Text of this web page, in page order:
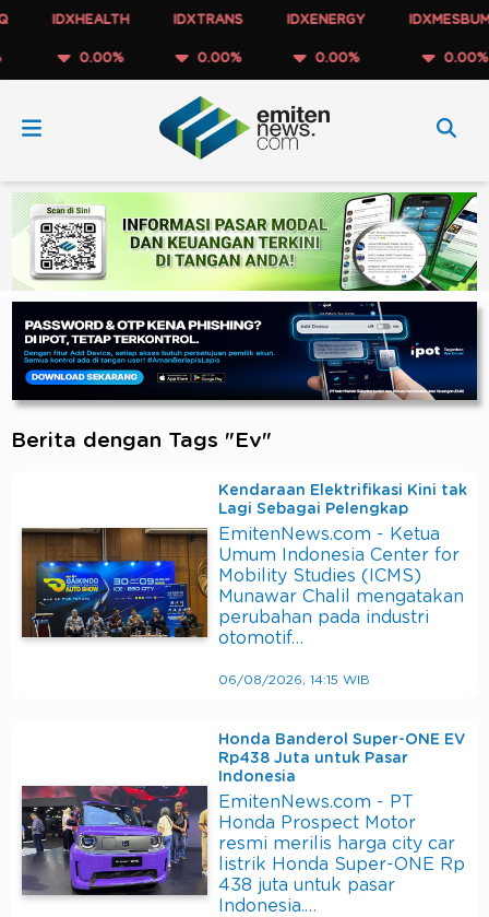
IDXHEALTH
0.00%
IDXTRANS
0.00%
IDXENERGY
0.00%
IDXMESBUMN
0.00%
Berita dengan Tags "Ev"
Kendaraan Elektrifikasi Kini tak
Lagi Sebagai Pelengkap
EmitenNews.com - Ketua
Umum Indonesia Center for
Mobility Studies (ICMS)
Munawar Chalil mengatakan
perubahan pada industri
otomotif…
06/08/2026, 14:15 WIB
Honda Banderol Super-ONE EV
Rp438 Juta untuk Pasar
Indonesia
EmitenNews.com - PT
Honda Prospect Motor
resmi merilis harga city car
listrik Honda Super-ONE Rp
438 juta untuk pasar
Indonesia.…